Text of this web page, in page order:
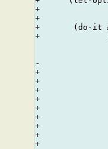
+
+
+       (do-it
+
-
+
+
+
+
+
+
+
+
+